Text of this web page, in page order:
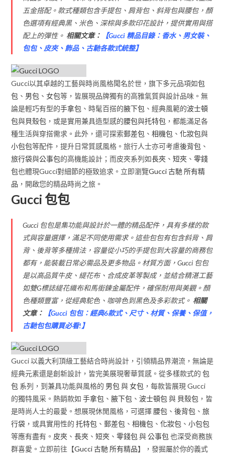
五金搭配。款式種類包含手提包、肩背包、斜背包與腰包，顏
色選項有經典黑、米色、深棕與多款印花設計，提供實用與搭
配上的彈性。 相關文章： 【Gucci 精品目錄：香水、男女裝、
包包、皮夾、飾品、古馳各款式統整】
Gucci以其卓越的工藝與時尚風格聞名於世，旗下多元品項如包
包 、 男包 、女包等，皆展現品牌獨有的高雅氣質與設計品味。無
論是輕巧有型的手拿包 、時髦百搭的腋下包 、經典風範的波士頓
包與貝殼包 ，或是實用兼具造型感的腰包與托特包 ，都能滿足各
種生活與穿搭需求。此外，還可探索郵差包 、相機包 、化妝包與
小包包等配件，提升日常質感風格。旅行人士亦可考慮後背包 、
旅行袋與公事包的高機能設計；而皮夾系列如長夾 、短夾 、零錢
包也體現Gucci對細節的極致追求。立即瀏覽Gucci 古馳 所有精
品 ，開啟您的精品時尚之旅。
Gucci 包包
Gucci 包包是集功能與設計於一體的精品配件，具有多樣的款
式與容量選擇，滿足不同使用需求。這些包包有包含斜背、肩
背、後背等多種揹法，容量從小巧的手提包到大容量的商務包
都有，能裝載日常必需品及更多物品。材質方面，Gucci 包包
是以高品質牛皮、緹花布、合成皮革等製成，並結合精湛工藝
如雙G標誌緹花織布和馬銜鍊金屬配件，確保耐用與美觀。顏
色種類豐富，從經典駝色、咖啡色到黑色及多彩款式。 相關
文章：
【Gucci 包包：經典6款式、尺寸、材質、保養、保值，
古馳包包購買必看!】
Gucci 以義大利頂級工藝結合時尚設計，引領精品界潮流，無論是
經典元素還是創新設計，皆完美展現奢華質感。從多樣款式的包
包 系列，到兼具功能與風格的 男包 與女包 ，每款皆展現 Gucci
的獨特風采。熱銷款如手拿包 、 腋下包 、波士頓包 與 貝殼包 ，皆
是時尚人士的最愛。想展現休閒風格，可選擇 腰包 、後背包 、旅
行袋 ，或具實用性的托特包 、郵差包 、相機包 、化妝包 、小包包
等應有盡有。 皮夾 、長夾 、短夾 、零錢包 與公事包 也深受商務族
群喜愛。立即前往【Gucci 古馳 所有精品】，發掘屬於你的義式